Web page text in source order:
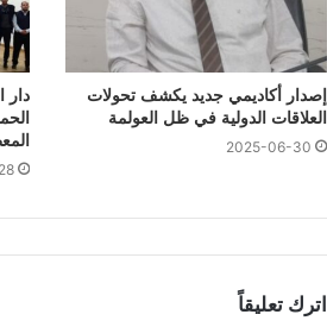
إصدار أكاديمي جديد يكشف تحولات
العلاقات الدولية في ظل العولمة
2025-06-30
دار
اترك تعليقاً